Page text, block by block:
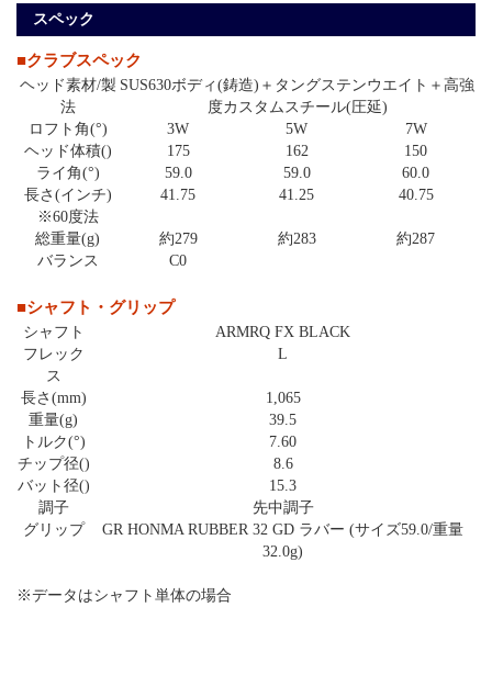
スペック
■クラブスペック
ヘッド素材/製
法
SUS630ボディ(鋳造)＋タングステンウエイト＋高強
度カスタムスチール(圧延)
ロフト角(°)
3W 5W
7W
ヘッド体積()
175 162
150
ライ角(°)
59.0 59.0
60.0
長さ(インチ)
※60度法
41.75 41.25 40.75
総重量(g) 約279 約283
約287
バランス
C0
■シャフト・グリップ
シャフト
ARMRQ FX BLACK
フレック
ス
L
長さ(mm)
1,065
重量(g)
39.5
トルク(°)
7.60
チップ径()
8.6
バット径()
15.3
調子
先中調子
グリップ
GR HONMA RUBBER 32 GD ラバー (サイズ59.0/重量
32.0g)
※データはシャフト単体の場合